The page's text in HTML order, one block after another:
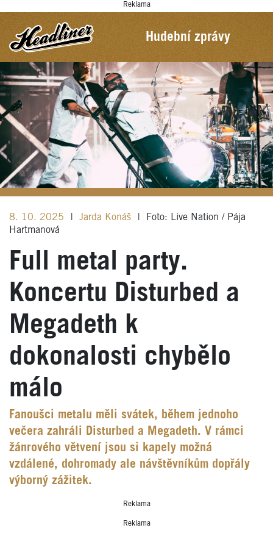
Reklama
Hudební zprávy
8. 10. 2025 Jarda Konáš
Foto: Live Nation / Pája
Hartmanová
Full metal party.
Koncertu Disturbed a
Megadeth k
dokonalosti chybělo
málo
Fanoušci metalu měli svátek, během jednoho
večera zahráli Disturbed a Megadeth. V rámci
žánrového větvení jsou si kapely možná
vzdálené, dohromady ale návštěvníkům dopřály
výborný zážitek.
Reklama
Reklama